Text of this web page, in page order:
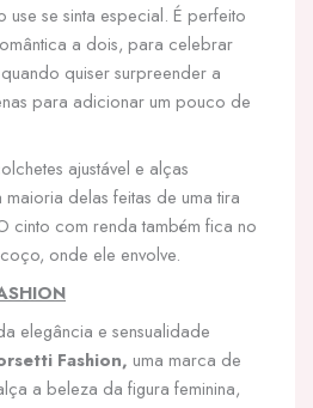
use se sinta especial. É perfeito
a dois, para celebrar
quiser surpreender a
para adicionar um pouco de
ajustável e alças
maioria delas feitas de uma tira
cinto com renda também fica no
onde ele envolve.
elegância e sensualidade
Fashion, uma marca de
a beleza da figura feminina,